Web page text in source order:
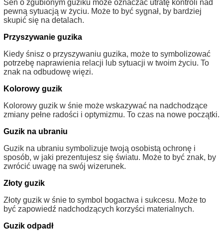
Sen o zgubionym guziku może oznaczać utratę kontroli nad
pewną sytuacją w życiu. Może to być sygnał, by bardziej
skupić się na detalach.
Przyszywanie guzika
Kiedy śnisz o przyszywaniu guzika, może to symbolizować
potrzebę naprawienia relacji lub sytuacji w twoim życiu. To
znak na odbudowę więzi.
Kolorowy guzik
Kolorowy guzik w śnie może wskazywać na nadchodzące
zmiany pełne radości i optymizmu. To czas na nowe początki.
Guzik na ubraniu
Guzik na ubraniu symbolizuje twoją osobistą ochronę i
sposób, w jaki prezentujesz się światu. Może to być znak, by
zwrócić uwagę na swój wizerunek.
Złoty guzik
Złoty guzik w śnie to symbol bogactwa i sukcesu. Może to
być zapowiedź nadchodzących korzyści materialnych.
Guzik odpadł